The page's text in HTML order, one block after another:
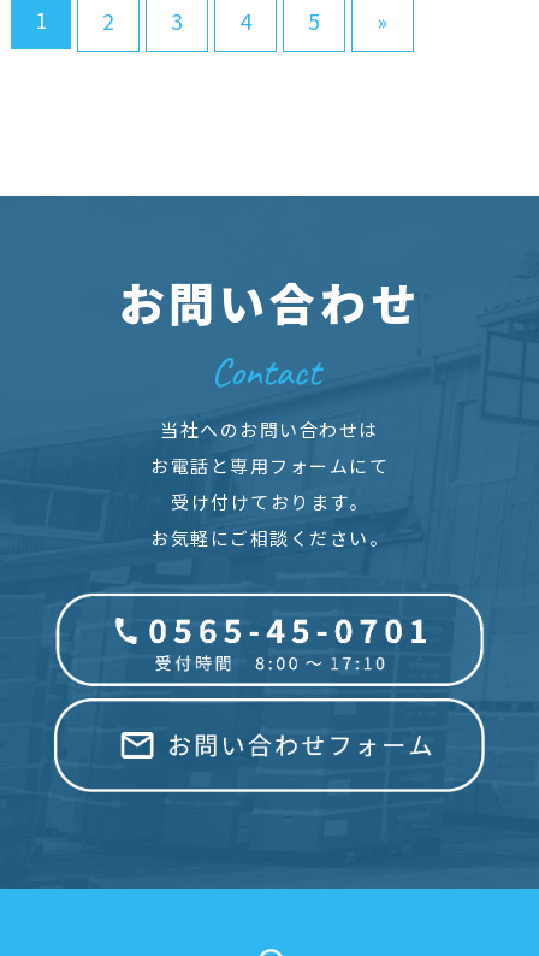
1 2 3 4 5 »
お問い合わせ
当社へのお問い合わせは
お電話と専用フォームにて
受け付けております。
お気軽にご相談ください。